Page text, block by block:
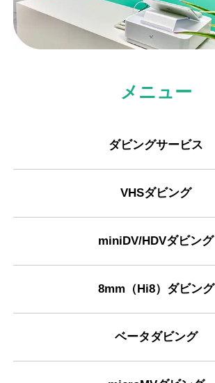
メニュー
ダビングサービス
VHSダビング
miniDV/HDVダビング
8mm（Hi8）ダビング
ベータダビング